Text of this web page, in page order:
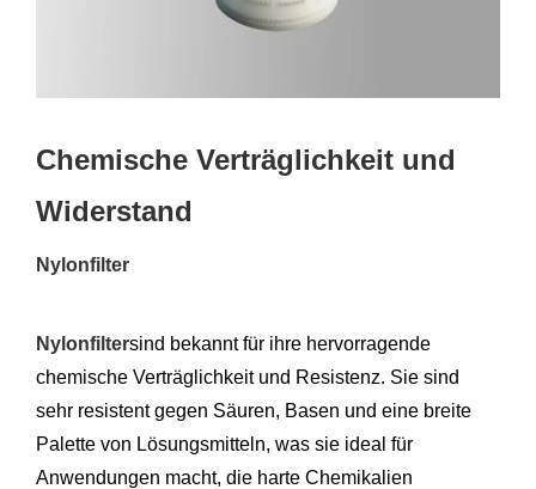
Chemische Verträglichkeit und
Widerstand
Nylonfilter
Nylonfiltersind bekannt für ihre hervorragende
chemische Verträglichkeit und Resistenz. Sie sind
sehr resistent gegen Säuren, Basen und eine breite
Palette von Lösungsmitteln, was sie ideal für
Anwendungen macht, die harte Chemikalien